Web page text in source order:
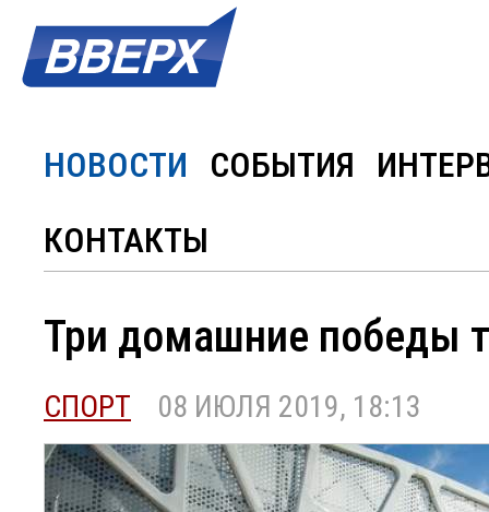
НОВОСТИ СОБЫТИЯ
КОНТАКТЫ
Три домашние победы
СПОРТ 08 ИЮЛЯ 2019, 18:13